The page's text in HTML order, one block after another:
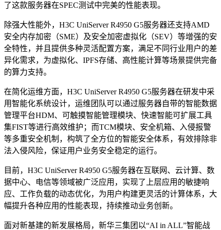
了这款服务器在SPEC测试中完美的性能表现。
除强大性能外，H3C UniServer R4950 G5服务器还支持AMD
安全内存加密（SME）及安全加密虚拟化（SEV）等增强的安
全特性，并且提供多种灵活配置方案，满足不同行业用户的差
异化需求，为虚拟化、IPFS存储、高性能计算等场景提供完备
的算力支持。
在简化运维方面，H3C UniServer R4950 G5服务器在研发中采
用智能化系统设计，运维团队可以通过服务器自带的智能数据
管理平台HDM、可触摸智能管理模块、快速智能可扩展工具
集FIST等进行高效维护；而TCM模块、安全机箱、入侵报警
等多重安全机制，构筑了全方位的智能安全体系，有效排除非
法入侵风险，保证用户业务安全稳定的运行。
目前，H3C UniServer R4950 G5服务器在互联网、云计算、数
据中心、电信等领域被广泛应用，实现了上层应用的敏捷响
应、工作负载的动态优化，为用户构建更灵活的计算体系，大
幅提升各种应用的性能表现，持续推动业务创新。
面对新基建的新发展格局，新华三集团以“AI in ALL”智能战